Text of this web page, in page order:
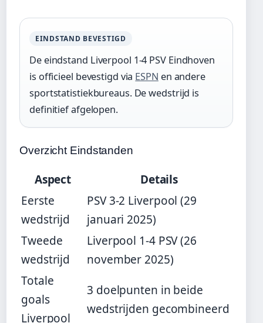
EINDSTAND BEVESTIGD
De eindstand Liverpool 1-4 PSV Eindhoven
is officieel bevestigd via ESPN en andere
sportstatistiekbureaus. De wedstrijd is
definitief afgelopen.
Overzicht Eindstanden
Aspect
Details
Eerste
wedstrijd
PSV 3-2 Liverpool (29
januari 2025)
Tweede
wedstrijd
Liverpool 1-4 PSV (26
november 2025)
Totale
goals
Liverpool
3 doelpunten in beide
wedstrijden gecombineerd